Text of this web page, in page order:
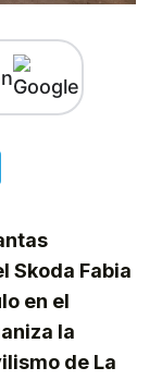
Skoda Fabia
en el
la
de La